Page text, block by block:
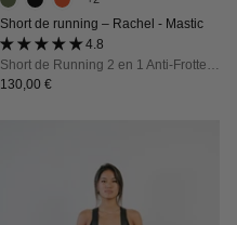
Short de running – Rachel - Mastic
4.8 (26 avis)
130,00 €